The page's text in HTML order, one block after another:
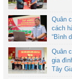
Quân
cách
“Bình
Quân
gia
Tây